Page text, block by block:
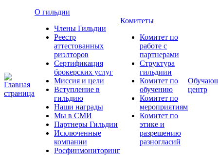
О гильдии
Члены Гильдии
Реестр
аттестованных
риэлторов
Сертификация
брокерских услуг
Миссия и цели
Вступление в
гильдию
Наши награды
Мы в СМИ
Партнеры Гильдии
Исключенные
компании
Росфинмониторинг
Комитеты
Комитет по
работе с
партнерами
Структура
гильдиии
Комитет по
обучению
Комитет по
мероприятиям
Комитет по
этике и
разрешению
разногласий
центр